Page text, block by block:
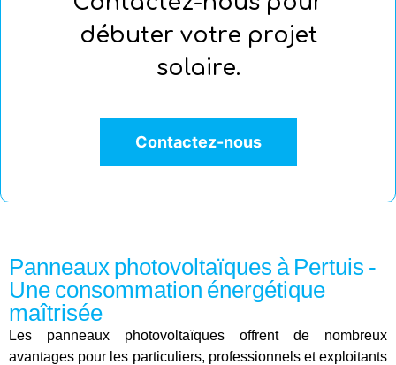
débuter votre projet
solaire.
Contactez-nous
Panneaux photovoltaïques à Pertuis -
Une consommation énergétique
maîtrisée
Les panneaux photovoltaïques offrent de nombreux
avantages pour les particuliers, professionnels et exploitants